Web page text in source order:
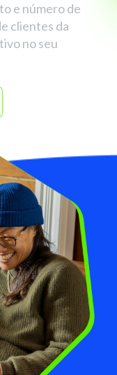
e número de
clientes da
no seu